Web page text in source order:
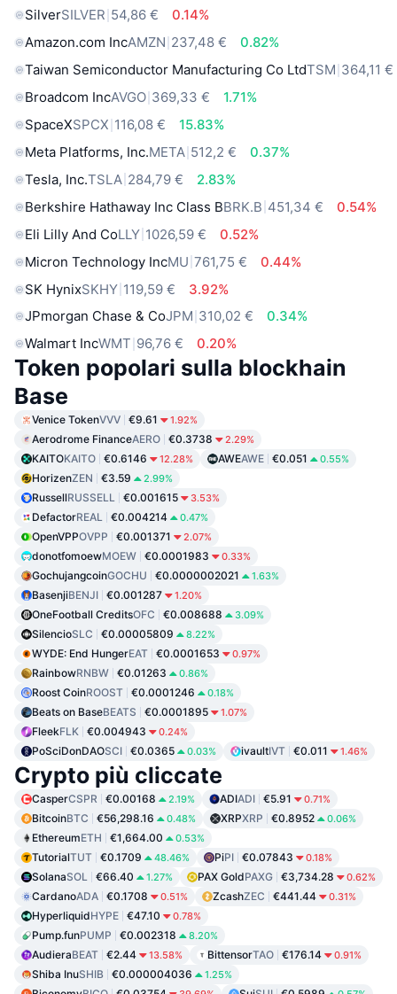
SilverSILVER 54,86 €
0.14%
Amazon.com IncAMZN 237,48 €
0.82%
Taiwan Semiconductor Manufacturing Co LtdTSM 364,11 €
Broadcom IncAVGO 369,33 €
1.71%
SpaceXSPCX 116,08 €
15.83%
Meta Platforms, Inc.META 512,2 €
0.37%
Tesla, Inc.TSLA 284,79 €
2.83%
Berkshire Hathaway Inc Class BBRK.B 451,34 €
0.54%
Eli Lilly And CoLLY 1026,59 €
0.52%
Micron Technology IncMU 761,75 €
0.44%
SK HynixSKHY 119,59 €
3.92%
JPmorgan Chase & CoJPM 310,02 €
0.34%
Walmart IncWMT 96,76 € 0.20%
Token popolari sulla blockhain
Base
Venice TokenVVV €9.61 1.92%
Aerodrome FinanceAERO €0.3738 2.29%
KAITOKAITO €0.6146 12.28% AWEAWE €0.051 0.55%
HorizenZEN €3.59 2.99%
RussellRUSSELL €0.001615 3.53%
DefactorREAL €0.004214 0.47%
OpenVPPOVPP €0.001371 2.07%
donotfomoewMOEW €0.0001983 0.33%
GochujangcoinGOCHU €0.0000002021 1.63%
BasenjiBENJI €0.001287 1.20%
OneFootball CreditsOFC €0.008688 3.09%
SilencioSLC €0.00005809 8.22%
WYDE: End HungerEAT €0.0001653 0.97%
RainbowRNBW €0.01263 0.86%
Roost CoinROOST €0.0001246 0.18%
Beats on BaseBEATS €0.0001895 1.07%
FleekFLK €0.004943 0.24%
PoSciDonDAOSCI €0.0365 0.03% ivaultIVT €0.011 1.46%
Crypto più cliccate
CasperCSPR €0.00168 2.19% ADIADI €5.91 0.71%
BitcoinBTC €56,298.16 0.48% XRPXRP €0.8952 0.06%
EthereumETH €1,664.00 0.53%
TutorialTUT €0.1709 48.46% PiPI €0.07843 0.18%
SolanaSOL €66.40 1.27% PAX GoldPAXG €3,734.28 0.62%
CardanoADA €0.1708 0.51% ZcashZEC €441.44 0.31%
HyperliquidHYPE €47.10 0.78%
Pump.funPUMP €0.002318 8.20%
AudieraBEAT €2.44 13.58% BittensorTAO €176.14 0.91%
Shiba InuSHIB €0.000004036 1.25%